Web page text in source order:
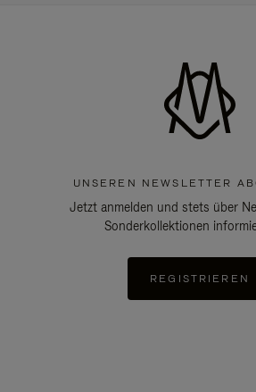
UNSEREN NEWSLETTER
Jetzt anmelden und stets über
Sonderkollektionen
REGISTRIEREN